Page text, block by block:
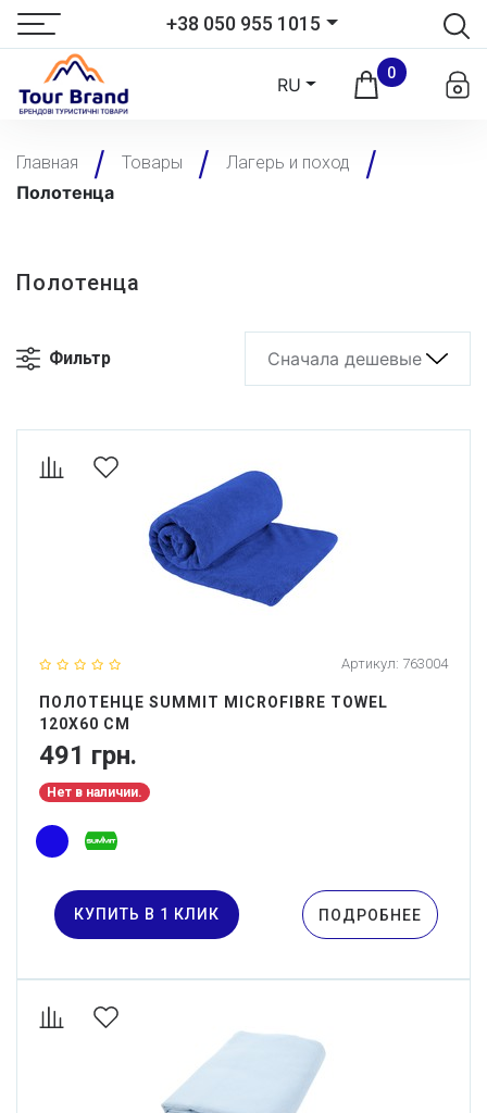
+38 050 955 1015
RU
0
Главная Товары Лагерь и поход
Полотенца
Полотенца
Фильтр Сначала дешевые
Артикул: 763004
ПОЛОТЕНЦЕ SUMMIT MICROFIBRE TOWEL
120X60 СМ
491 грн.
Нет в наличии.
КУПИТЬ В 1 КЛИК ПОДРОБНЕЕ